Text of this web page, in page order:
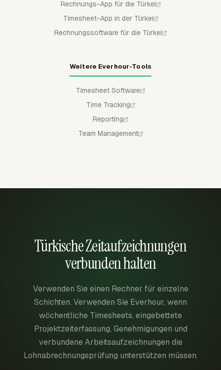
Rechnungs-App für die Türkei
Timesheet-App in der Türkei
Rechnungssoftware für die Türkei
Weitere Everhour-Tools
Timesheet Software
Time Tracking
Reporting
Team Management
Türkische Zeitaufzeichnungen
verbunden halten
Verwenden Sie einen Rechner für einzelne
Schichten. Verwenden Sie Everhour, wenn
wöchentliche Timesheets, eingebettete
Projektzeiterfassung, Genehmigungen und
verbundene Arbeitsaufzeichnungen die
Lohnabrechnungsprüfung unterstützen müssen.